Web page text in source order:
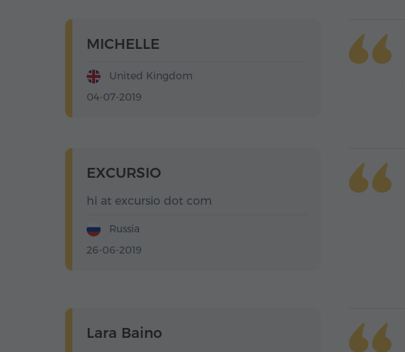
MICHELLE
United Kingdom
04-07-2019
EXCURSIO
hi at excursio dot com
Russia
26-06-2019
Lara Baino